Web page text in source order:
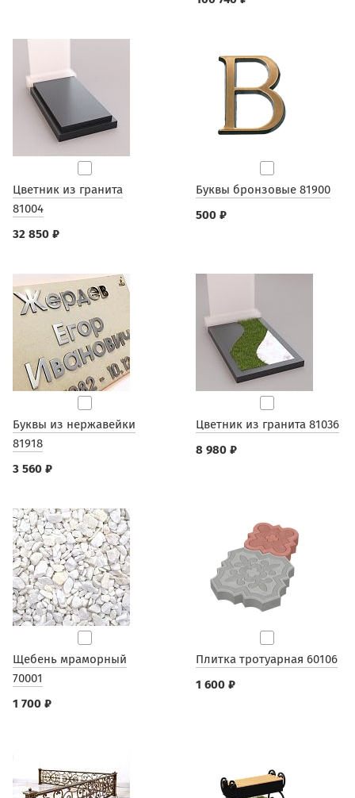
Цветник из гранита
81004
32 850 ₽
Буквы бронзовые 81900
500 ₽
Буквы из нержавейки
81918
3 560 ₽
Цветник из гранита 81036
8 980 ₽
Щебень мраморный
70001
1 700 ₽
Плитка тротуарная 60106
1 600 ₽